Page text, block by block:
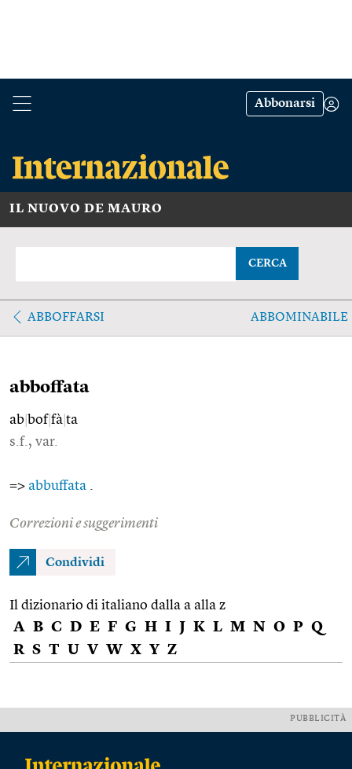
Abbonarsi
IL NUOVO DE MAURO
CERCA
ABBOFFARSI ABBOMINABILE
abboffata
ab bof|fà ta
s.f., var.
=> abbuffata
Correzioni e suggerimenti
Condividi
Il dizionario di italiano dalla a alla z
A B C D E F G H I J K L M N O P Q
R S T U V W X Y Z
PUBBLICITÀ